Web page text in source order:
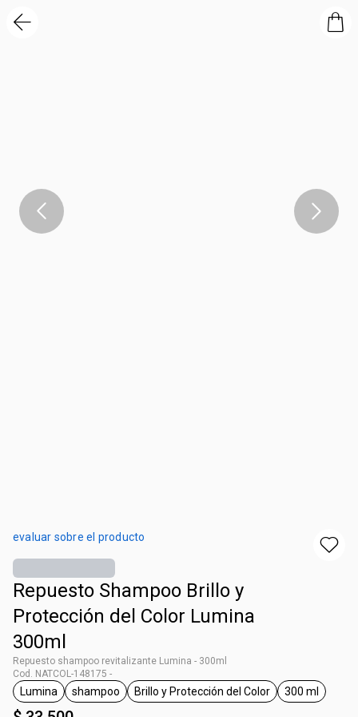
evaluar sobre el producto
Repuesto Shampoo Brillo y
Protección del Color Lumina
300ml
Repuesto shampoo revitalizante Lumina - 300ml
Cod. NATCOL-148175 -
general.tag Lumina
Lumina
general.tag shampoo
shampoo
general.tag Brillo y Protección
Brillo y Protección del Color 300 ml